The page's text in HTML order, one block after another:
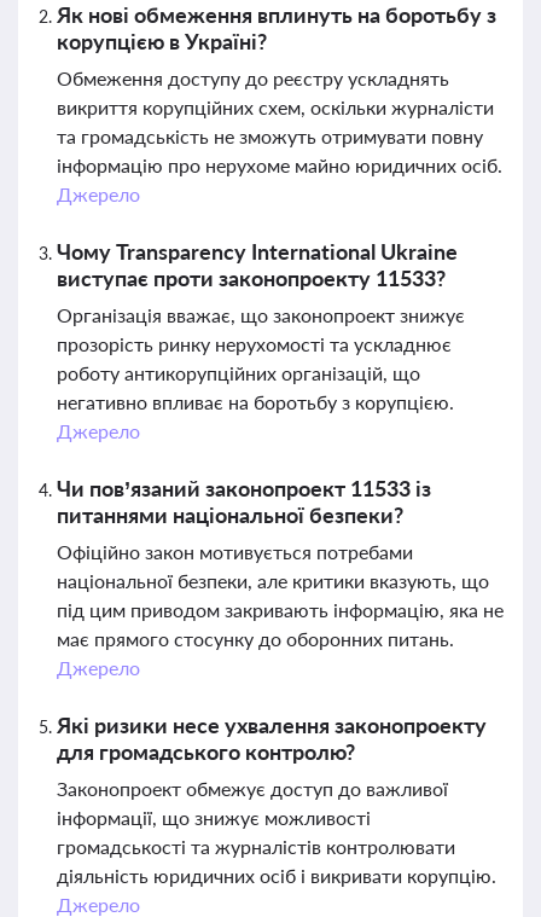
Як нові обмеження вплинуть на боротьбу з
корупцією в Україні?
Обмеження доступу до реєстру ускладнять
викриття корупційних схем, оскільки журналісти
та громадськість не зможуть отримувати повну
інформацію про нерухоме майно юридичних осіб.
Джерело
Чому Transparency International Ukraine
виступає проти законопроекту 11533?
Організація вважає, що законопроект знижує
прозорість ринку нерухомості та ускладнює
роботу антикорупційних організацій, що
негативно впливає на боротьбу з корупцією.
Джерело
Чи пов’язаний законопроект 11533 із
питаннями національної безпеки?
Офіційно закон мотивується потребами
національної безпеки, але критики вказують, що
під цим приводом закривають інформацію, яка не
має прямого стосунку до оборонних питань.
Джерело
Які ризики несе ухвалення законопроекту
для громадського контролю?
Законопроект обмежує доступ до важливої
інформації, що знижує можливості
громадськості та журналістів контролювати
діяльність юридичних осіб і викривати корупцію.
Джерело